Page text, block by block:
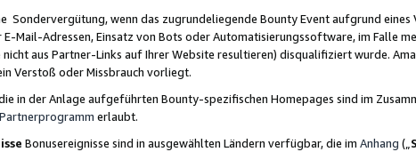
Sondervergütung, wenn das zugrundeliegende Bounty Event aufgrund
Mail-Adressen, Einsatz von Bots oder Automatisierungssoftware, im Falle
nicht aus Partner-Links auf Ihrer Website resultieren) disqualifiziert wurde.
Verstoß oder Missbrauch vorliegt.
in der Anlage aufgeführten Bounty-spezifischen Homepages sind im
erlaubt.
Bonusereignisse sind in ausgewählten Ländern verfügbar, die im Anhang („